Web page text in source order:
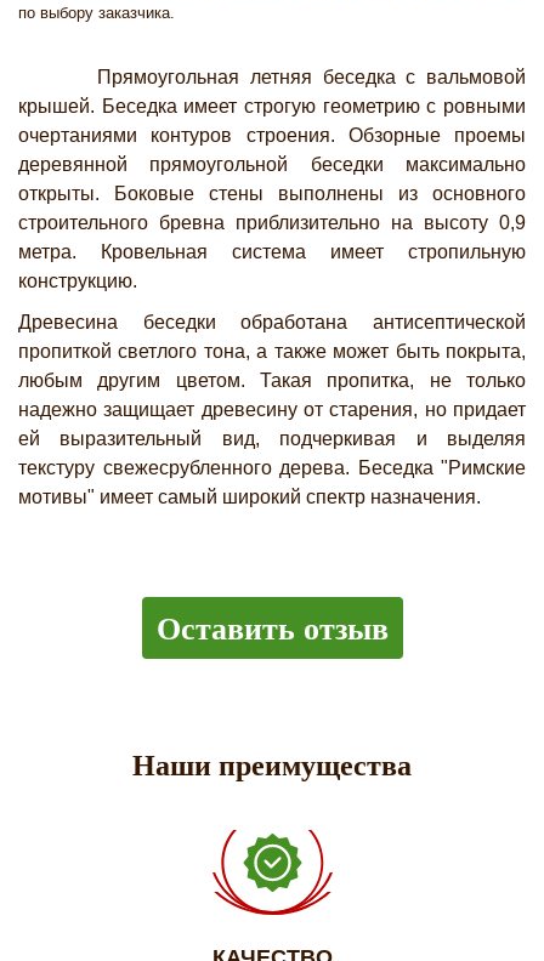
по выбору заказчика.
Прямоугольная летняя беседка с вальмовой
крышей. Беседка имеет строгую геометрию с ровными
очертаниями контуров строения. Обзорные проемы
деревянной прямоугольной беседки максимально
открыты. Боковые стены выполнены из основного
строительного бревна приблизительно на высоту 0,9
метра. Кровельная система имеет стропильную
конструкцию.
Древесина беседки обработана антисептической
пропиткой светлого тона, а также может быть покрыта,
любым другим цветом. Такая пропитка, не только
надежно защищает древесину от старения, но придает
ей выразительный вид, подчеркивая и выделяя
текстуру свежесрубленного дерева. Беседка "Римские
мотивы" имеет самый широкий спектр назначения.
Оставить отзыв
Наши преимущества